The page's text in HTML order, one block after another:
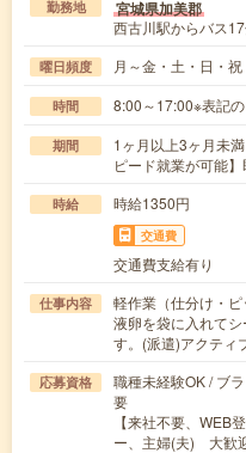
勤務地 宮城県加美郡
西古川駅からバス
曜日頻度 月～金・土・日・
時間 8:00～17:00※表記の
期間
1ヶ月以上3ヶ月未
ピード就業が可能】
時給 時給1350円
交通費
交通費支給有り
仕事内容
軽作業（仕分け・ピ
液卵を袋に入れて
す。(派遣)アクティ
応募資格
職種未経験OK / ブ
要
【来社不要、WEB
ー、主婦(夫) 大歓